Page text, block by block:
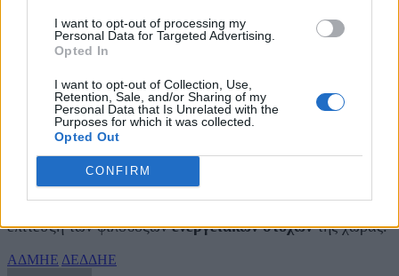
I want to opt-out of processing my
Personal Data for Targeted Advertising.
Opted In
I want to opt-out of Collection, Use,
Retention, Sale, and/or Sharing of my
Personal Data that Is Unrelated with the
Purposes for which it was collected.
Opted Out
CONFIRM
Συμπερασματικά, η Ελλάδα βρίσκεται σε ένα κομβικό
σημείο. Η στροφή προς τιςΑνανεώσιμες Πηγές
Ενέργειαςκαι ο εξηλεκτρισμός κρίσιμων τομέων της
οικονομίας καθιστούν επιτακτική την αναβάθμιση των
δικτύων μεταφοράς και διανομής. Οι προβλέψεις του
ΑΔΜΗΕ και του ΔΕΔΔΗΕ δείχνουν ότι το μέλλον είναι
επίτευξη των φιλόδοξωνενεργειακών στόχωντης χώρας.
ΑΔΜΗΕ ΔΕΔΔΗΕ